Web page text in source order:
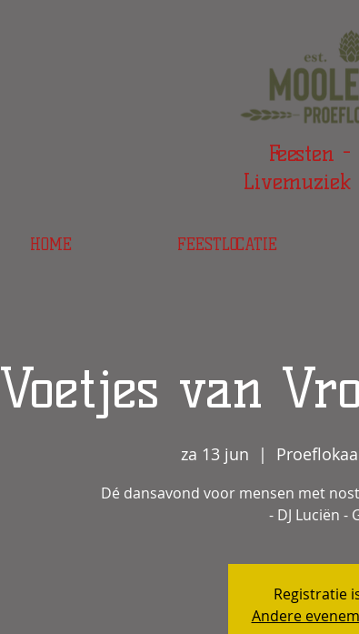
Feesten
HOME FEESTLOCATIE
Voetjes van
za 13 jun
  |
Dé dansavond voor mensen met
- DJ Luciën -
Registratie
Andere